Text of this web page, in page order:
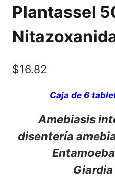
Plantassel
$16.82
Caja de 6
Amebiasis
disentería